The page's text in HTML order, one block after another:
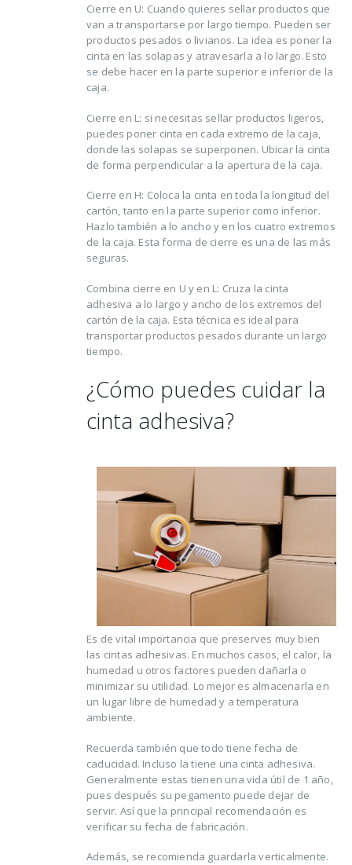
Cierre en U: Cuando quieres sellar productos que
van a transportarse por largo tiempo. Pueden ser
productos pesados o livianos. La idea es poner la
cinta en las solapas y atravesarla a lo largo. Esto
se debe hacer en la parte superior e inferior de la
caja.
Cierre en L: si necesitas sellar productos ligeros,
puedes poner cinta en cada extremo de la caja,
donde las solapas se superponen. Ubicar la cinta
de forma perpendicular a la apertura de la caja.
Cierre en H: Coloca la cinta en toda la longitud del
cartón, tanto en la parte superior como inferior.
Hazlo también a lo ancho y en los cuatro extremos
de la caja. Esta forma de cierre es una de las más
seguras.
Combina cierre en U y en L: Cruza la cinta
adhesiva a lo largo y ancho de los extremos del
cartón de la caja. Esta técnica es ideal para
transportar productos pesados durante un largo
tiempo.
¿Cómo puedes cuidar la
cinta adhesiva?
Es de vital importancia que preserves muy bien
las cintas adhesivas. En muchos casos, el calor, la
humedad u otros factores pueden dañarla o
minimizar su utilidad. Lo mejor es almacenarla en
un lugar libre de humedad y a temperatura
ambiente.
Recuerda también que todo tiene fecha de
caducidad. Incluso la tiene una cinta adhesiva.
Generalmente estas tienen una vida útil de 1 año,
pues después su pegamento puede dejar de
servir. Así que la principal recomendación es
verificar su fecha de fabricación.
Además, se recomienda guardarla verticalmente.